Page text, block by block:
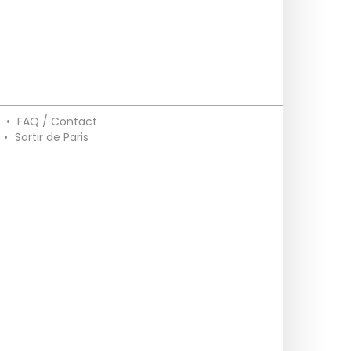
• FAQ / Contact
• Sortir de Paris